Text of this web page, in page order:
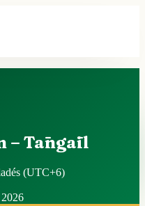
– Tāngāil
(UTC+6)